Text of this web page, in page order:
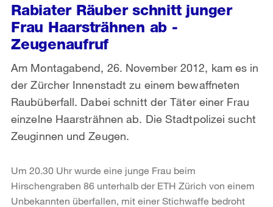
Rabiater Räuber schnitt junger
Frau Haarsträhnen ab -
Zeugenaufruf
Am Montagabend, 26. November 2012, kam es in
der Zürcher Innenstadt zu einem bewaffneten
Raubüberfall. Dabei schnitt der Täter einer Frau
einzelne Haarsträhnen ab. Die Stadtpolizei sucht
Zeuginnen und Zeugen.
Um 20.30 Uhr wurde eine junge Frau beim
Hirschengraben 86 unterhalb der ETH Zürich von einem
Unbekannten überfallen, mit einer Stichwaffe bedroht